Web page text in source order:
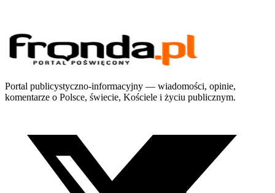
Portal publicystyczno-informacyjny — wiadomości, opinie,
komentarze o Polsce, świecie, Kościele i życiu publicznym.